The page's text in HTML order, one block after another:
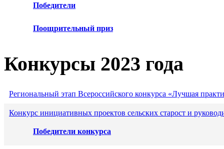
Победители
Поощрительный приз
Конкурсы 2023 года
Региональный этап Всероссийского конкурса «Лучшая
Конкурс инициативных проектов сельских старост и
Победители конкурса